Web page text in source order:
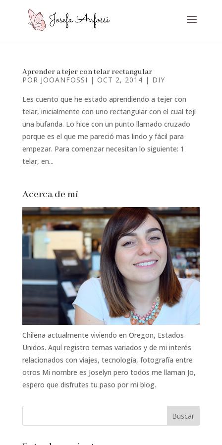
Aprender a tejer con telar rectangular
POR JOOANFOSSI | OCT 2, 2014 | DIY
Les cuento que he estado aprendiendo a tejer con
telar, inicialmente con uno rectangular con el cual tejí
una bufanda. Lo hice con un punto llamado cruzado
porque es el que me pareció mas lindo y fácil para
empezar. Para comenzar necesitan lo siguiente: 1
telar, en...
Acerca de mí
Chilena actualmente viviendo en Oregon, Estados
Unidos. Aquí registro temas variados y de mi interés
relacionados con viajes, tecnología, fotografía entre
otros Mi nombre es Joselyn pero todos me llaman Jo,
espero que disfrutes tu paso por mi blog.